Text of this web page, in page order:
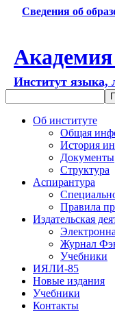
Сведения об
Академия
Институт языка,
Об институте
Общая
История
Документы
Структура
Аспирантура
Правила
Издательская
Журнал
Учебники
ИЯЛИ-85
Новые издания
Учебники
Контакты